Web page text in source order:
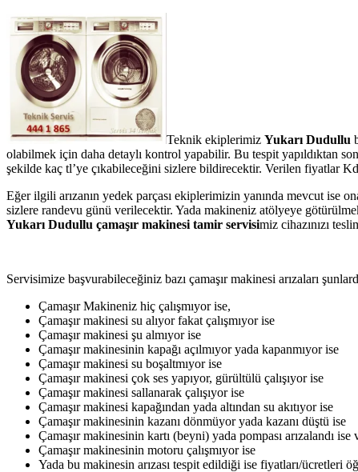
Teknik ekiplerimiz Yukarı Dudullu
olabilmek için daha detaylı kontrol yapabilir. Bu tespit yapıldıktan
şekilde kaç tl’ye çıkabileceğini sizlere bildirecektir. Verilen fiyatlar
Eğer ilgili arızanın yedek parçası ekiplerimizin yanında mevcut ise
sizlere randevu günü verilecektir. Yada makineniz atölyeye
Yukarı Dudullu çamaşır makinesi tamir servisimiz cihazınızı
Servisimize başvurabileceğiniz bazı çamaşır makinesi arızaları
Çamaşır Makineniz hiç çalışmıyor ise,
Çamaşır makinesi su alıyor fakat çalışmıyor ise
Çamaşır makinesi şu almıyor ise
Çamaşır makinesinin kapağı açılmıyor yada kapanmıyor ise
Çamaşır makinesi su boşaltmıyor ise
Çamaşır makinesi çok ses yapıyor, gürültülü çalışıyor ise
Çamaşır makinesi sallanarak çalışıyor ise
Çamaşır makinesi kapağından yada altından su akıtıyor ise
Çamaşır makinesinin kazanı dönmüyor yada kazanı düştü ise
Çamaşır makinesinin kartı (beyni) yada pompası arızalandı ise
Çamaşır makinesinin motoru çalışmıyor ise
Yada bu makinesin arızası tespit edildiği ise fiyatları/ücretleri